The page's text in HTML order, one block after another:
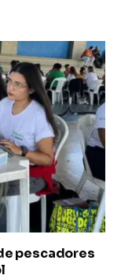
pescadores